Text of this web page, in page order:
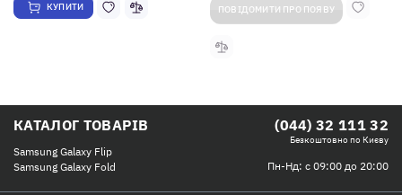
КУПИТИ ПОВІДОМИТИ ПРО ПОЯВУ
КАТАЛОГ ТОВАРІВ
Samsung Galaxy Flip
Samsung Galaxy Fold
(044) 32 111 32
Безкоштовно по Києву
Пн-Нд: с 09:00 до 20:00